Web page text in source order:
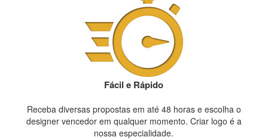
Fácil e Rápido
Receba diversas propostas em até 48 horas e escolha o
designer vencedor em qualquer momento. Criar logo é a
nossa especialidade.